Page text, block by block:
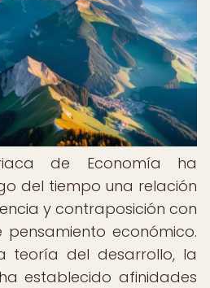
de Economía ha
del tiempo una relación
y contraposición con
económico.
teoría del desarrollo, la
establecido afinidades